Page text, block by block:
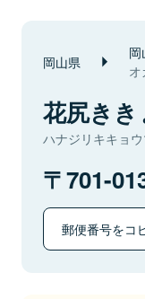
岡山県
オ
花尻き
ハナジリキキョ
701-
郵便番号をコ